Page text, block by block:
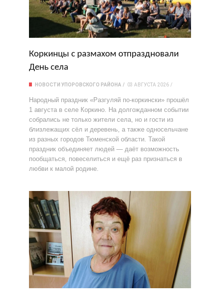
Коркинцы с размахом отпраздновали
День села
НОВОСТИ УПОРОВСКОГО РАЙОНА 03 АВГУСТА 2026
Народный праздник «Разгуляй по‑коркински» прошёл
1 августа в селе Коркино. На долгожданном событии
собрались не только жители села, но и гости из
близлежащих сёл и деревень, а также односельчане
из разных городов Тюменской области. Такой
праздник объединяет людей — даёт возможность
пообщаться, повеселиться и ещё раз признаться в
любви к малой родине.